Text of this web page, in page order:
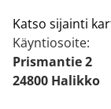
Katso sijainti
Käyntiosoite:
Prismantie 2
24800 Halikko